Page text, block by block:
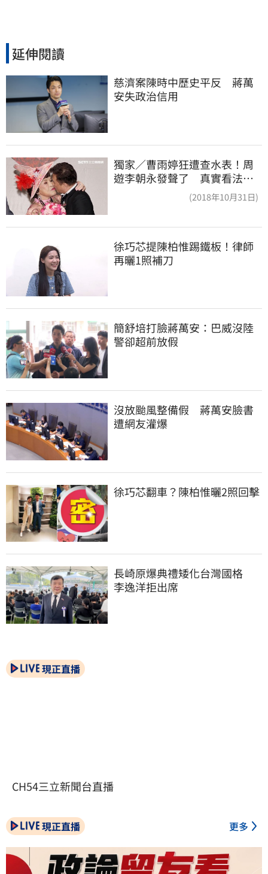
延伸閱讀
慈濟案陳時中歷史平反　蔣萬
安失政治信用
獨家／曹雨婷狂遭查水表！周
遊李朝永發聲了 真實看法曝
(2018年10月31日)
徐巧芯提陳柏惟踢鐵板！律師
再曬1照補刀
簡舒培打臉蔣萬安：巴威沒陸
警卻超前放假
沒放颱風整備假　蔣萬安臉書
遭網友灌爆
徐巧芯翻車？陳柏惟曬2照回擊
長崎原爆典禮矮化台灣國格
李逸洋拒出席
現正直播
CH54三立新聞台直播
現正直播 更多